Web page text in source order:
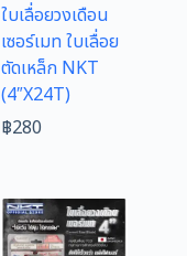
ใบเลื่อยวงเดือน
เซอร์เมท ใบเลื่อย
ตัดเหล็ก NKT
(4″X24T)
฿280